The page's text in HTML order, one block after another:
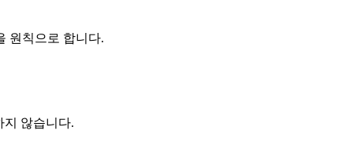
원칙으로 합니다.
지 않습니다.